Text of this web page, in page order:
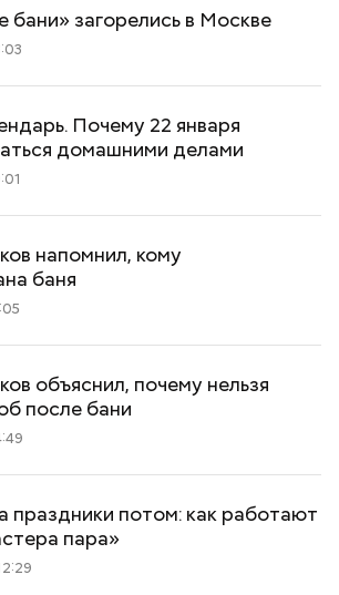
бани» загорелись в Москве
Почему 22 января
домашними делами
напомнил, кому
баня
объяснил, почему нельзя
после бани
праздники потом: как работают
пара»